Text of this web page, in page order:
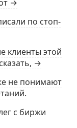
→
по стоп-
клиенты этой
→
не понимают
с биржи